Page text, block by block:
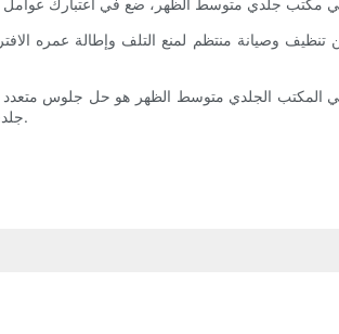
وصيانة منتظم لمنع التلف وإطالة عمره
الجلدي متوسط ​​الظهر هو حل جلوس متعدد
جلدي عالي الجودة متوسط ​​الظهر اليوم، وجرّب الفرق الذي يُحدثه في روتين عملك اليومي.